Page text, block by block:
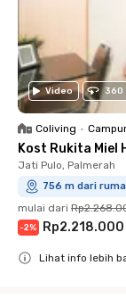
Video 360
Coliving •
Kost Rukita Miel
Jati Pulo, Palmerah
756 m dari
mulai dari
-2% Rp2.218.000
Lihat info lebih